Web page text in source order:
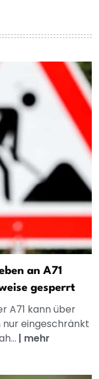
an A71
gesperrt
A71 kann über
eingeschränkt
| mehr